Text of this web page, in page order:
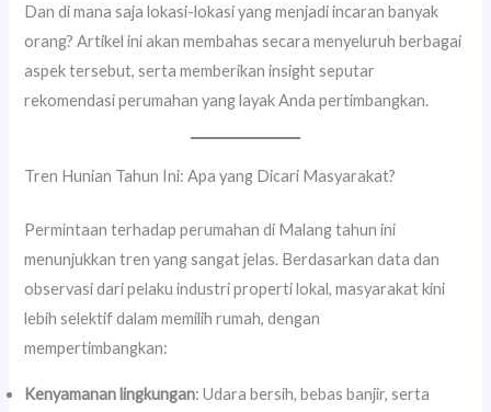
Dan di mana saja lokasi-lokasi yang menjadi incaran banyak
orang? Artikel ini akan membahas secara menyeluruh berbagai
aspek tersebut, serta memberikan insight seputar
rekomendasi perumahan yang layak Anda pertimbangkan.
Tren Hunian Tahun Ini: Apa yang Dicari Masyarakat?
Permintaan terhadap perumahan di Malang tahun ini
menunjukkan tren yang sangat jelas. Berdasarkan data dan
observasi dari pelaku industri properti lokal, masyarakat kini
lebih selektif dalam memilih rumah, dengan
mempertimbangkan:
Kenyamanan lingkungan: Udara bersih, bebas banjir, serta